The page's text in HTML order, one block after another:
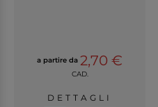
a partire da 2,70 €
CAD.
DETTAGLI